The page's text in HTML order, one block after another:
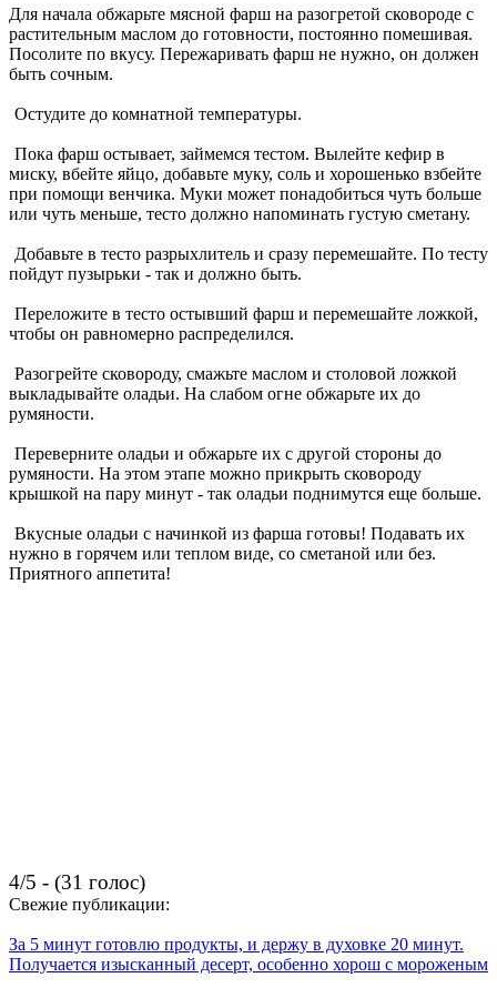
Для начала обжарьте мясной фарш на разогретой сковороде с
растительным маслом до готовности, постоянно помешивая.
Посолите по вкусу. Пережаривать фарш не нужно, он должен
быть сочным.
Остудите до комнатной температуры.
Пока фарш остывает, займемся тестом. Вылейте кефир в
миску, вбейте яйцо, добавьте муку, соль и хорошенько взбейте
при помощи венчика. Муки может понадобиться чуть больше
или чуть меньше, тесто должно напоминать густую сметану.
Добавьте в тесто разрыхлитель и сразу перемешайте. По тесту
пойдут пузырьки - так и должно быть.
Переложите в тесто остывший фарш и перемешайте ложкой,
чтобы он равномерно распределился.
Разогрейте сковороду, смажьте маслом и столовой ложкой
выкладывайте оладьи. На слабом огне обжарьте их до
румяности.
Переверните оладьи и обжарьте их с другой стороны до
румяности. На этом этапе можно прикрыть сковороду
крышкой на пару минут - так оладьи поднимутся еще больше.
Вкусные оладьи с начинкой из фарша готовы! Подавать их
нужно в горячем или теплом виде, со сметаной или без.
Приятного аппетита!
4/5 - (31 голос)
Свежие публикации:
За 5 минут готовлю продукты, и держу в духовке 20 минут.
Получается изысканный десерт, особенно хорош с мороженым